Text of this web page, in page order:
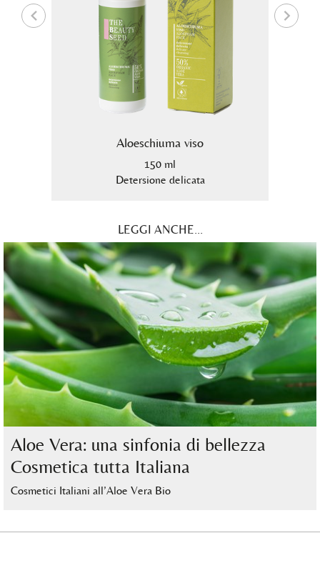
Aloeschiuma viso
150 ml
Detersione delicata
LEGGI ANCHE...
Aloe Vera: una sinfonia di bellezza
Cosmetica tutta Italiana
Cosmetici Italiani all’Aloe Vera Bio